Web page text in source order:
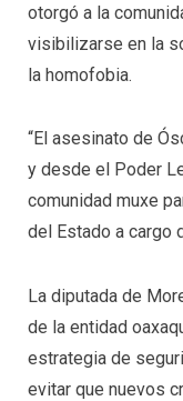
otorgó a la
visibilizarse en la
la homofobia.
“El asesinato de
y desde el Poder
comunidad muxe
del Estado a cargo
La diputada de
de la entidad
estrategia de
evitar que nuevos